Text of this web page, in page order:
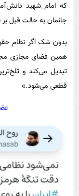
که امام_شهید
جانمان به حالت قبل بر
بدون شک اگر نظام
همین فضای مجازی
تبدیل می‌کند و
قطعی می‌شود.»